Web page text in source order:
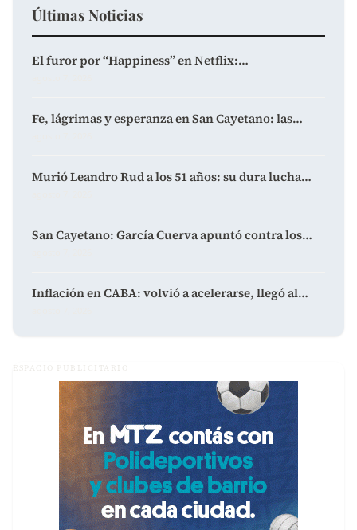
Últimas Noticias
El furor por “Happiness” en Netflix:…
Fe, lágrimas y esperanza en San Cayetano: las…
Murió Leandro Rud a los 51 años: su dura lucha…
San Cayetano: García Cuerva apuntó contra los…
Inflación en CABA: volvió a acelerarse, llegó al…
ESPACIO PUBLICITARIO